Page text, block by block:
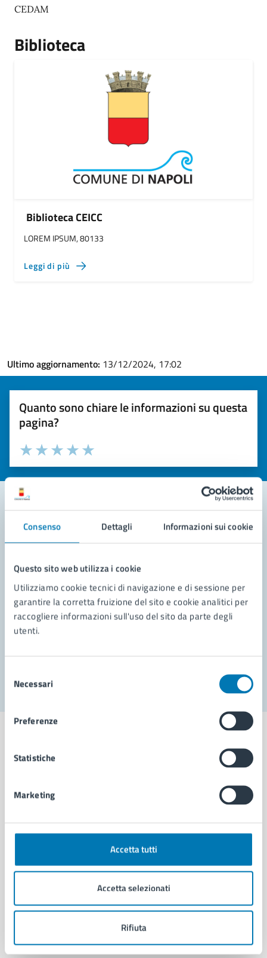
Consenso Dettagli Informazioni sui cookie
Questo sito web utilizza i cookie
Utilizziamo cookie tecnici di navigazione e di sessione per
garantire la corretta fruizione del sito e cookie analitici per
raccogliere informazioni sull'uso del sito da parte degli
utenti.
delNecessari
Preferenze
Statistiche
Marketing
Accetta tutti
Accetta selezionati
Rifiuta
CEDAM
Biblioteca
Biblioteca CEICC
LOREM IPSUM, 80133
Leggi di più
Ultimo aggiornamento: 13/12/2024, 17:02
Quanto sono chiare le informazioni su questa
pagina?
Valuta la chiarezza delle informazioni (da 1 a 5 stelle)
Seleziona il numero di stelle per valutare la chiarezza delle
Valuta 5 stelle su 5
Valuta 4 stelle su 5
Valuta 3 stelle su 5
Valuta 2 stelle su 5
Valuta 1 stelle su 5
Contatta il comune
Richiedi assistenza
Prenota appuntamento
Problemi in città
Aree amministrative
Uffici
Politici
Intranet, posta aziendale e protocollo